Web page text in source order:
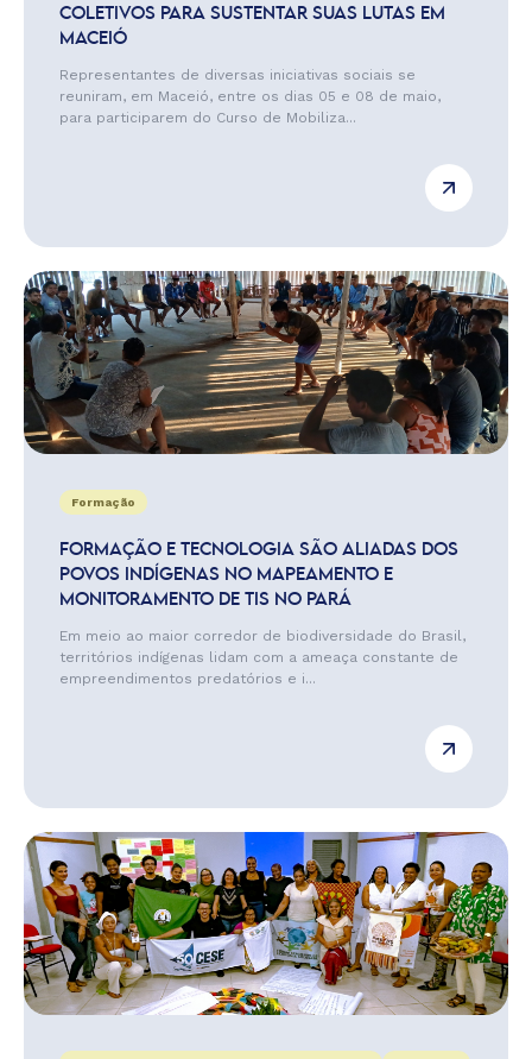
COLETIVOS PARA SUSTENTAR SUAS LUTAS EM
MACEIÓ
Representantes de diversas iniciativas sociais se
reuniram, em Maceió, entre os dias 05 e 08 de maio,
para participarem do Curso de Mobiliza...
Formação
FORMAÇÃO E TECNOLOGIA SÃO ALIADAS DOS
POVOS INDÍGENAS NO MAPEAMENTO E
MONITORAMENTO DE TIS NO PARÁ
Em meio ao maior corredor de biodiversidade do Brasil,
territórios indígenas lidam com a ameaça constante de
empreendimentos predatórios e i...